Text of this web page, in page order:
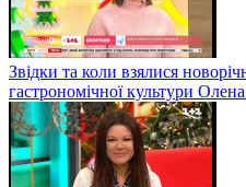
Звідки та коли взялися
гастрономічної культури